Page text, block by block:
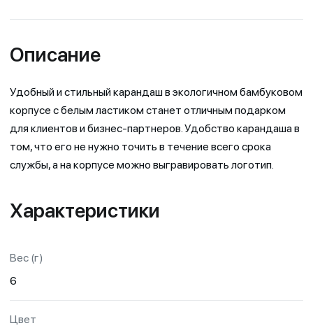
Описание
Удобный и стильный карандаш в экологичном бамбуковом
корпусе с белым ластиком станет отличным подарком
для клиентов и бизнес-партнеров. Удобство карандаша в
том, что его не нужно точить в течение всего срока
службы, а на корпусе можно выгравировать логотип.
Характеристики
Вес (г)
6
Цвет